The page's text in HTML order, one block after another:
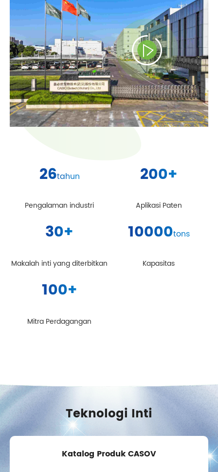
26tahun
Pengalaman industri
200+
Aplikasi Paten
30+
Makalah inti yang diterbitkan
10000tons
Kapasitas
100+
Mitra Perdagangan
Teknologi Inti
Katalog Produk CASOV